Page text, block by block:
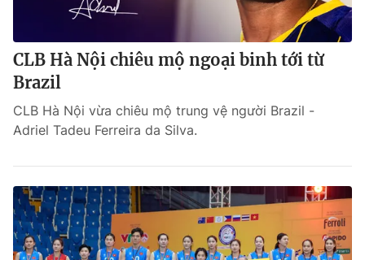
CLB Hà Nội chiêu mộ ngoại binh tới từ
Brazil
CLB Hà Nội vừa chiêu mộ trung vệ người Brazil -
Adriel Tadeu Ferreira da Silva.